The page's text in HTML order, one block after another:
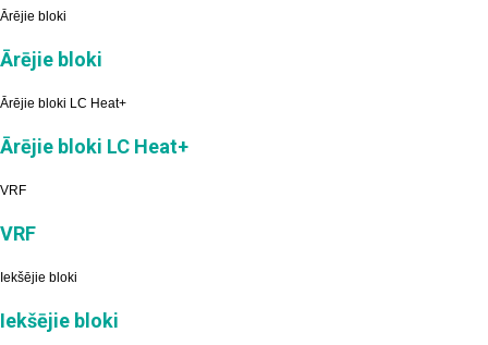
Ārējie bloki
Ārējie bloki
Ārējie bloki LC Heat+
Ārējie bloki LC Heat+
VRF
VRF
Iekšējie bloki
Iekšējie bloki